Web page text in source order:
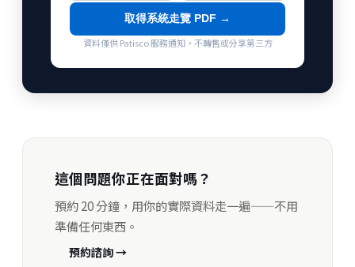
取得系統走覽 PDF →
資料僅供 Patisco 服務通知，不轉售或分享第三方
這個問題你正在面對嗎？
預約 20 分鐘，用你的實際資料走一遍——不用
準備任何東西。
預約諮詢 →